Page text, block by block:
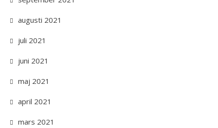
augusti 2021
juli 2021
juni 2021
maj 2021
april 2021
mars 2021